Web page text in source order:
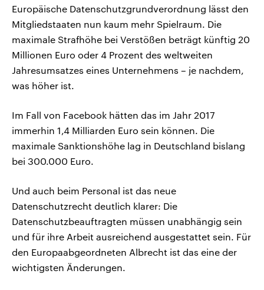
Europäische Datenschutzgrundverordnung lässt den
Mitgliedstaaten nun kaum mehr Spielraum. Die
maximale Strafhöhe bei Verstößen beträgt künftig 20
Millionen Euro oder 4 Prozent des weltweiten
Jahresumsatzes eines Unternehmens – je nachdem,
was höher ist.
Im Fall von Facebook hätten das im Jahr 2017
immerhin 1,4 Milliarden Euro sein können. Die
maximale Sanktionshöhe lag in Deutschland bislang
bei 300.000 Euro.
Und auch beim Personal ist das neue
Datenschutzrecht deutlich klarer: Die
Datenschutzbeauftragten müssen unabhängig sein
und für ihre Arbeit ausreichend ausgestattet sein. Für
den Europaabgeordneten Albrecht ist das eine der
wichtigsten Änderungen.